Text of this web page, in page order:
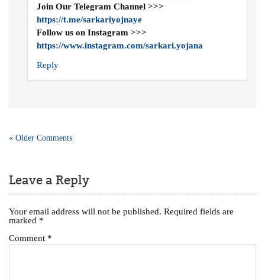
Join Our Telegram Channel >>>
https://t.me/sarkariyojnaye
Follow us on Instagram >>>
https://www.instagram.com/sarkari.yojana
Reply
« Older Comments
Leave a Reply
Your email address will not be published. Required fields are
marked *
Comment *